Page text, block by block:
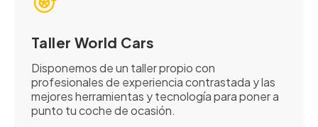
Taller World Cars
Disponemos de un taller propio con
profesionales de experiencia contrastada y las
mejores herramientas y tecnología para poner a
punto tu coche de ocasión.